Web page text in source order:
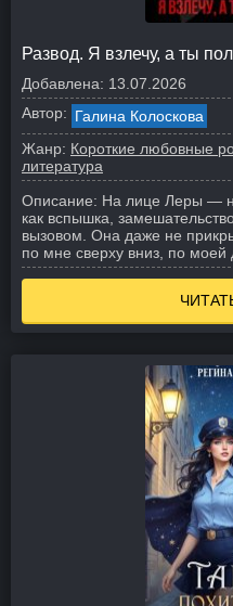
Развод. Я взлечу, а ты
Добавлена: 13.07.2026
Автор: Галина Колоскова
Жанр: Короткие любовные
литература
Описание: На лице Леры —
как вспышка,
вызовом. Она даже не
по мне сверху вниз, по моей